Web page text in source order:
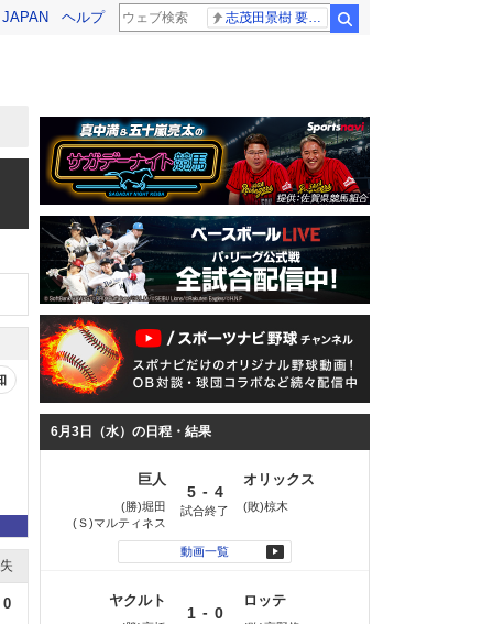
ヘルプ
失
0
6月3日（水）の日程・結果
巨人
(勝)堀田
(Ｓ)マルティネス
5 - 4
試合終了
オリックス
(敗)椋木
動画一覧
ヤクルト
1 - 0
ロッテ